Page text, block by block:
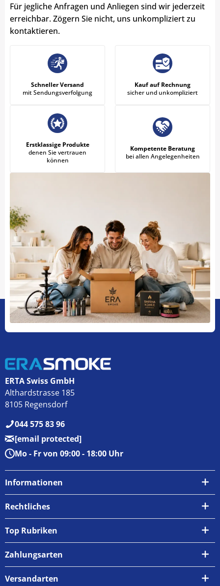
Für jegliche Anfragen und Anliegen sind wir jederzeit
erreichbar. Zögern Sie nicht, uns unkompliziert zu
kontaktieren.
Schneller Versand
mit Sendungsverfolgung
Kauf auf Rechnung
sicher und unkompliziert
Erstklassige Produkte
denen Sie vertrauen
können
Kompetente Beratung
bei allen Angelegenheiten
ERTA Swiss GmbH
Althardstrasse 185
8105 Regensdorf
044 575 83 96
[email protected]
Mo - Fr von 09:00 - 18:00 Uhr
Informationen
Über uns
Zahlungsarten
Versand & Abholung
Newsletter
Rechtliches
AGB
Widerrufsrecht
Top Rubriken
Zahlungsarten
Versandarten